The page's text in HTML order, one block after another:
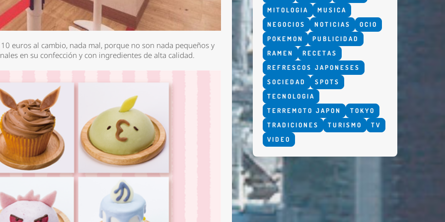
euros al cambio, nada mal, porque no son nada pequeños y
en su confección y con ingredientes de alta calidad.
MITOLOGIA
MUSICA
NEGOCIOS
NOTICIAS
OCIO
POKEMON
PUBLICIDAD
RAMEN
RECETAS
REFRESCOS JAPONESES
SOCIEDAD
SPOTS
TECNOLOGIA
TERREMOTO JAPON
TOKYO
TRADICIONES
TURISMO
TV
VIDEO